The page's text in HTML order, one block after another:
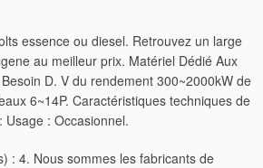
essence ou diesel. Retrouvez un large
au meilleur prix. Matériel Dédié Aux
D. V du rendement 300~2000kW de
6~14P. Caractéristiques techniques de
: Occasionnel.
: 4. Nous sommes les fabricants de